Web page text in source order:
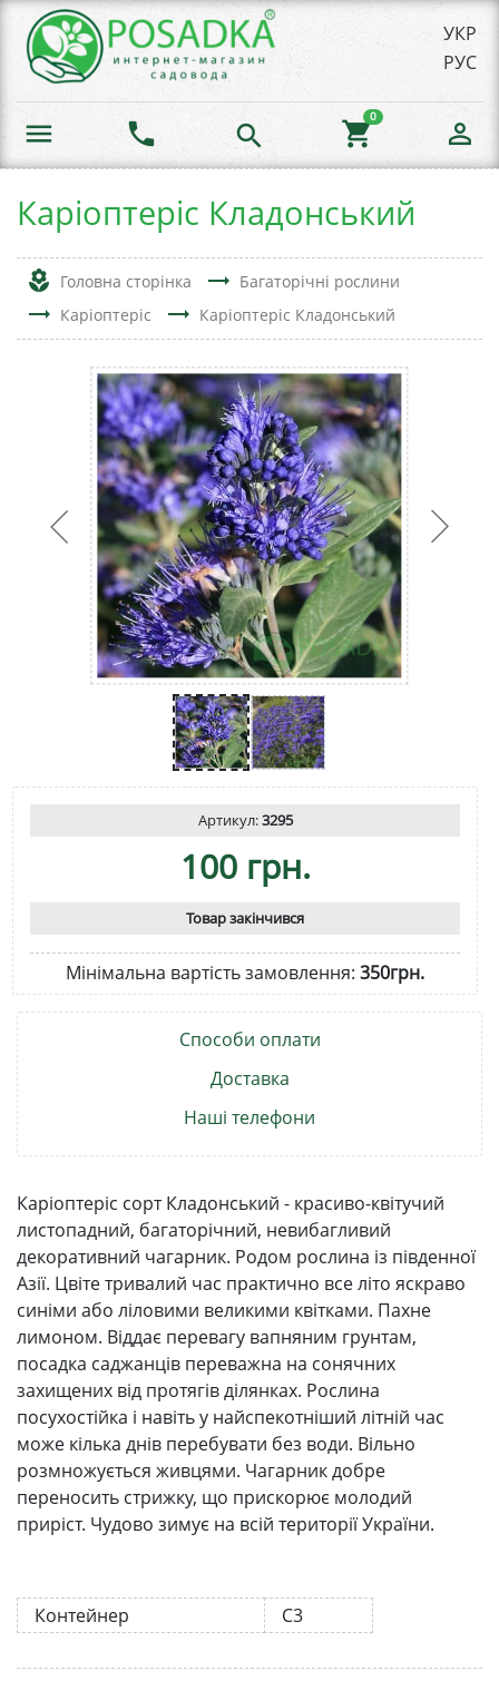
УКР
РУС
menu phone search shopping_cart
0
person_outline
Каріоптеріс Кладонський
local_florist Головна сторінка trending_flat Багаторічні рослини
trending_flat Каріоптеріс trending_flat Каріоптеріс Кладонський
Артикул:3295
100 грн.
Товар закінчився
Мінімальна вартість замовлення: 350грн.
Способи оплати
Доставка
Наші телефони
Каріоптеріс сорт Кладонський - красиво-квітучий
листопадний, багаторічний, невибагливий
декоративний чагарник. Родом рослина із південної
Азії. Цвіте тривалий час практично все літо яскраво
синіми або ліловими великими квітками. Пахне
лимоном. Віддає перевагу вапняним грунтам,
посадка саджанців переважна на сонячних
захищених від протягів ділянках. Рослина
посухостійка і навіть у найспекотніший літній час
може кілька днів перебувати без води. Вільно
розмножується живцями. Чагарник добре
переносить стрижку, що прискорює молодий
приріст. Чудово зимує на всій території України.
Контейнер С3